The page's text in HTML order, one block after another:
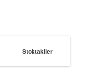
Stoktakiler